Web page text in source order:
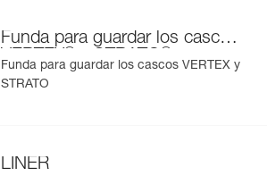
Funda para guardar los cascos
VERTEX
y STRATO
Funda para guardar los cascos VERTEX y
STRATO
LINER